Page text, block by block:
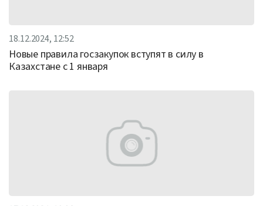
18.12.2024, 12:52
Новые правила госзакупок вступят в силу в
Казахстане с 1 января